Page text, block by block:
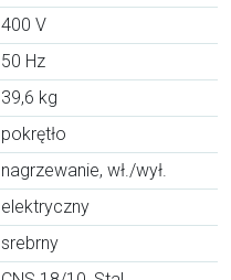
400 V
50 Hz
39,6 kg
pokrętło
nagrzewanie, wł./wył.
elektryczny
srebrny